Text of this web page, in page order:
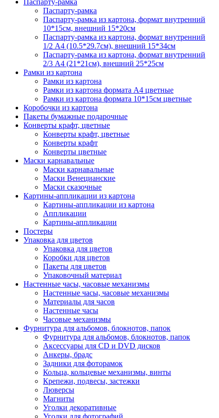
Паспарту-рамка
Паспарту-рамка
Паспарту-рамка из картона, формат внутренний
10*15см, внешний 15*20см
Паспарту-рамка из картона, формат внутренний
1/2 А4 (10.5*29.7см), внешний 15*34см
Паспарту-рамка из картона, формат внутренний
2/3 А4 (21*21см), внешний 25*25см
Рамки из картона
Рамки из картона
Рамки из картона формата А4 цветные
Рамки из картона формата 10*15см цветные
Коробочки из картона
Пакеты бумажные подарочные
Конверты крафт, цветные
Конверты крафт, цветные
Конверты крафт
Конверты цветные
Маски карнавальные
Маски карнавальные
Маски Венецианские
Маски сказочные
Картины-аппликации из картона
Картины-аппликации из картона
Аппликации
Картины-аппликации
Постеры
Упаковка для цветов
Упаковка для цветов
Коробки для цветов
Пакеты для цветов
Упаковочный материал
Настенные часы, часовые механизмы
Настенные часы, часовые механизмы
Материалы для часов
Настенные часы
Часовые механизмы
Фурнитура для альбомов, блокнотов, папок
Фурнитура для альбомов, блокнотов, папок
Аксессуары для CD и DVD дисков
Анкеры, брадс
Задники для фоторамок
Кольца, кольцевые механизмы, винты
Крепежи, подвесы, застежки
Люверсы
Магниты
Уголки декоративные
Уголки для фотографий